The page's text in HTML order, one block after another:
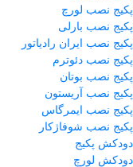
پکیج نصب لورچ
پکیج نصب بارلی
پکیج نصب ایران رادیاتور
پکیج نصب دئوترم
پکیج نصب بوتان
پکیج نصب آریستون
پکیج نصب ایمرگاس
پکیج نصب شوفاژکار
دودکش پکیج
دودکش لورچ